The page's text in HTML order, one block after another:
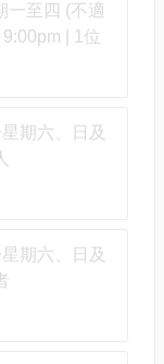
一至四 (不適
| 1位
期六、日及
期六、日及